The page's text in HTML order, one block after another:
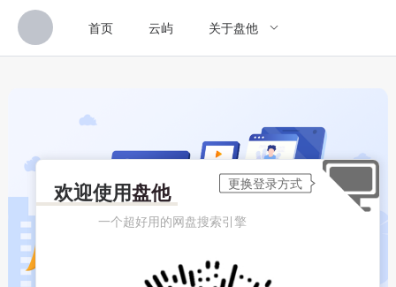
首页 云屿 关于盘他
欢迎使用盘他
一个超好用的网盘搜索引擎